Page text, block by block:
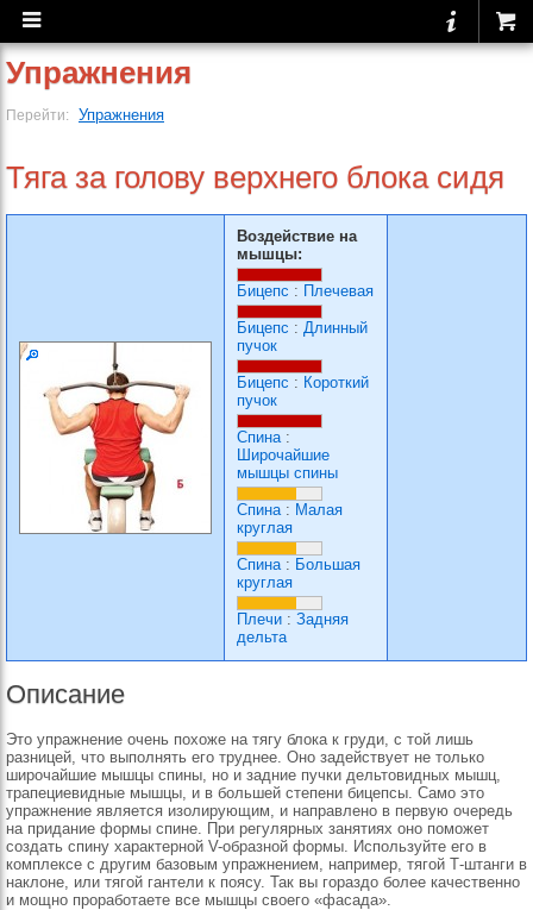
Упражнения
Перейти: Упражнения
Тяга за голову верхнего блока сидя
Воздействие на
мышцы:
Бицепс : Плечевая
Бицепс : Длинный
пучок
Бицепс : Короткий
пучок
Спина:
Широчайшие
мышцы спины
Спина: Малая
круглая
Спина: Большая
круглая
Плечи : Задняя
дельта
Описание
Это упражнение очень похоже на тягу блока к груди, с той лишь
разницей, что выполнять его труднее. Оно задействует не только
широчайшие мышцы спины, но и задние пучки дельтовидных мышц,
трапециевидные мышцы, и в большей степени бицепсы. Само это
упражнение является изолирующим, и направлено в первую очередь
на придание формы спине. При регулярных занятиях оно поможет
создать спину характерной V-образной формы. Используйте его в
комплексе с другим базовым упражнением, например, тягой Т-штанги в
наклоне, или тягой гантели к поясу. Так вы гораздо более качественно
и мощно проработаете все мышцы своего «фасада».